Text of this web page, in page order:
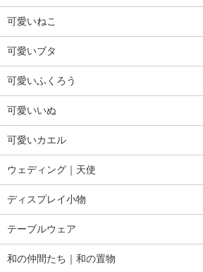
可愛いねこ
可愛いブタ
可愛いふくろう
可愛いいぬ
可愛いカエル
ウェディング｜天使
ディスプレイ小物
テーブルウェア
和の仲間たち｜和の置物